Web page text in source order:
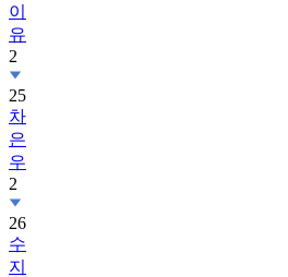
이
유
2
25
차
은
우
2
26
수
지